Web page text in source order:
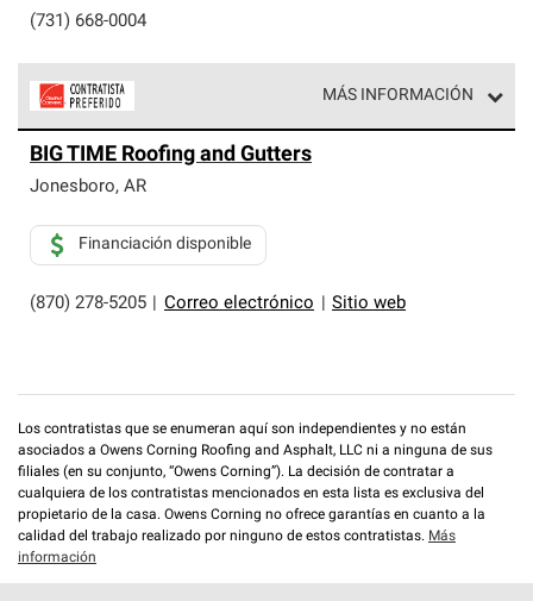
(731) 668-0004
MÁS INFORMACIÓN
parte de una red exclusiva de profesionales de techos
que cumplen con altos estándares y requisitos estrictos
BIG TIME Roofing and Gutters
Jonesboro, AR
(870) 278-5205 Correo electrónico Sitio web
Financiación disponible
Los contratistas que se enumeran aquí son independientes y no están
asociados a Owens Corning Roofing and Asphalt, LLC ni a ninguna de sus
filiales (en su conjunto, “Owens Corning”). La decisión de contratar a
cualquiera de los contratistas mencionados en esta lista es exclusiva del
propietario de la casa. Owens Corning no ofrece garantías en cuanto a la
calidad del trabajo realizado por ninguno de estos contratistas. Más
información